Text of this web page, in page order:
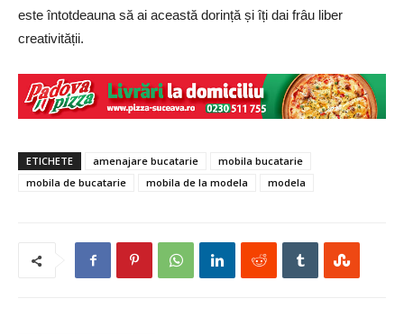
este întotdeauna să ai această dorință și îți dai frâu liber
creativității.
ETICHETE amenajare bucatarie
mobila bucatarie
mobila de bucatarie
mobila de la modela modela